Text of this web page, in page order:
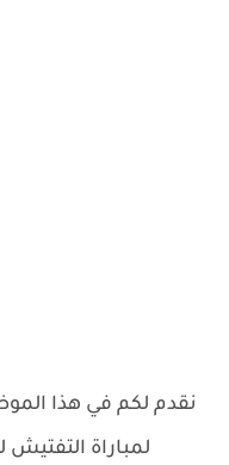
نقدم لكم في هذا
لمباراة التفتيش